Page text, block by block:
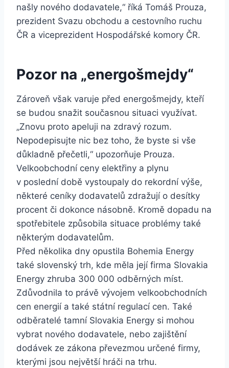
našly nového dodavatele,“ říká Tomáš Prouza,
prezident Svazu obchodu a cestovního ruchu
ČR a viceprezident Hospodářské komory ČR.
Pozor na „energošmejdy“
Zároveň však varuje před energošmejdy, kteří
se budou snažit současnou situaci využívat.
„Znovu proto apeluji na zdravý rozum.
Nepodepisujte nic bez toho, že byste si vše
důkladně přečetli,“ upozorňuje Prouza.
Velkoobchodní ceny elektřiny a plynu
v poslední době vystoupaly do rekordní výše,
některé ceníky dodavatelů zdražují o desítky
procent či dokonce násobně. Kromě dopadu na
spotřebitele způsobila situace problémy také
některým dodavatelům.
Před několika dny opustila Bohemia Energy
také slovenský trh, kde měla její firma Slovakia
Energy zhruba 300 000 odběrných míst.
Zdůvodnila to právě vývojem velkoobchodních
cen energií a také státní regulací cen. Také
odběratelé tamní Slovakia Energy si mohou
vybrat nového dodavatele, nebo zajištění
dodávek ze zákona převezmou určené firmy,
kterými jsou největší hráči na trhu.